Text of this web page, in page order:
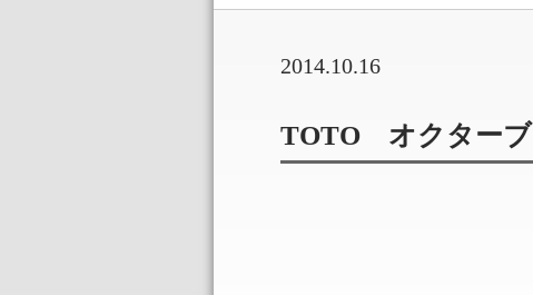
2014.10.16
TOTO オクターブ